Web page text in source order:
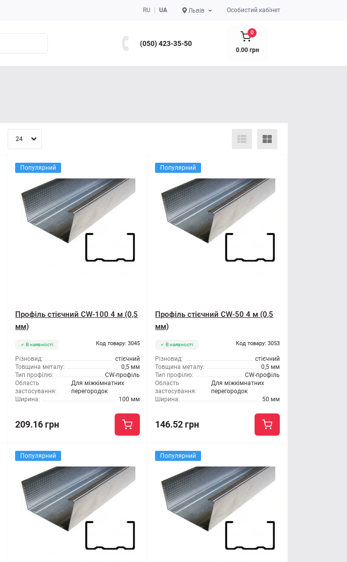
RU UA Львів Особистий кабінет
(050) 423-35-50
0
0.00 грн
Популярний
Профіль стієчний CW-100 4 м (0,5
мм)
В наявності Код товару: 3045
Різновид:
стієчний
Товщина металу:
0,5 мм
Тип профілю:
CW-профіль
Область
застосування:
Для міжкімнатних
перегородок
Ширина:
100 мм
209.16 грн
Популярний
Профіль стієчний CW-50 4 м (0,5
мм)
В наявності Код товару: 3053
Різновид:
стієчний
Товщина металу:
0,5 мм
Тип профілю:
CW-профіль
Область
застосування:
Для міжкімнатних
перегородок
Ширина:
50 мм
146.52 грн
Популярний Популярний